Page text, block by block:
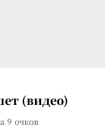
(видео)
9 очков